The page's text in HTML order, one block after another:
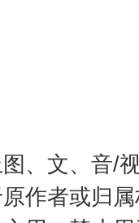
图、文、音/
作者或归